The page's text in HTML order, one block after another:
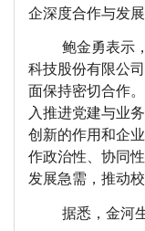
企深度合作与发
鲍金勇表示
科技股份有限公
面保持密切合作
入推进党建与业
创新的作用和企
作政治性、协同
发展急需，推动
据悉，金河